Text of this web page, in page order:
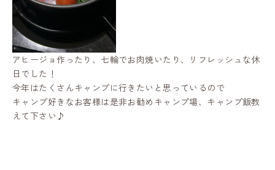
アヒージョ作ったり、七輪でお肉焼いたり、リフレッシュな休
日でした！
今年はたくさんキャンプに行きたいと思っているので
キャンプ好きなお客様は是非お勧めキャンプ場、キャンプ飯教
えて下さい♪